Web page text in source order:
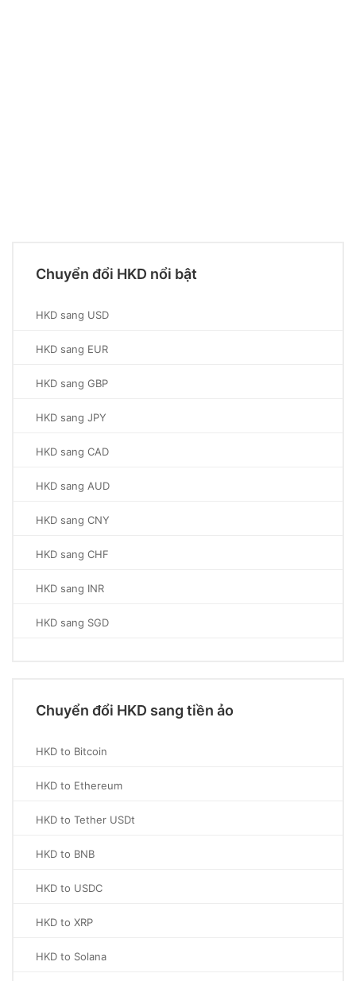
Chuyển đổi HKD nổi bật
HKD sang USD
HKD sang EUR
HKD sang GBP
HKD sang JPY
HKD sang CAD
HKD sang AUD
HKD sang CNY
HKD sang CHF
HKD sang INR
HKD sang SGD
Chuyển đổi HKD sang tiền ảo
HKD to Bitcoin
HKD to Ethereum
HKD to Tether USDt
HKD to BNB
HKD to USDC
HKD to XRP
HKD to Solana